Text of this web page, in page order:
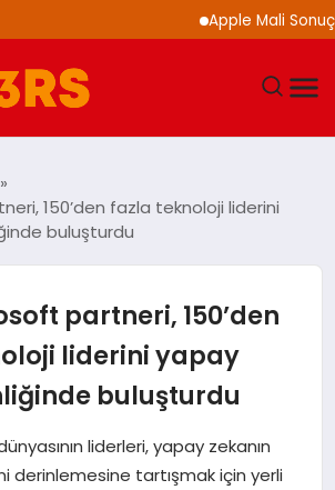
Apple Mali Sonuçlarını
150’den fazla teknoloji liderini
buluşturdu
partneri, 150’den
liderini yapay
buluşturdu
liderleri, yapay zekanın
derinlemesine tartışmak için yerli